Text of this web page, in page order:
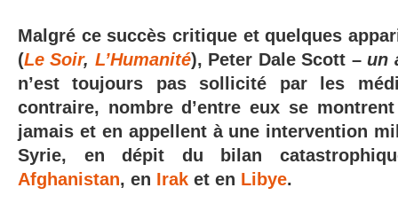
Malgré ce succès critique et quelques
(Le Soir, L’Humanité), Peter Dale Scott –un
n’est toujours pas sollicité par les
contraire, nombre d’entre eux se
jamais et en appellent à une intervention
Syrie, en dépit du bilan
Afghanistan, en Irak et en Libye.